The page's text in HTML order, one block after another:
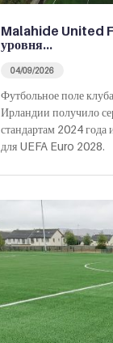
Malahide United
уровня…
04/09/2026
Футбольное поле
Ирландии получило
стандартам 2024 года
для UEFA Euro 2028.